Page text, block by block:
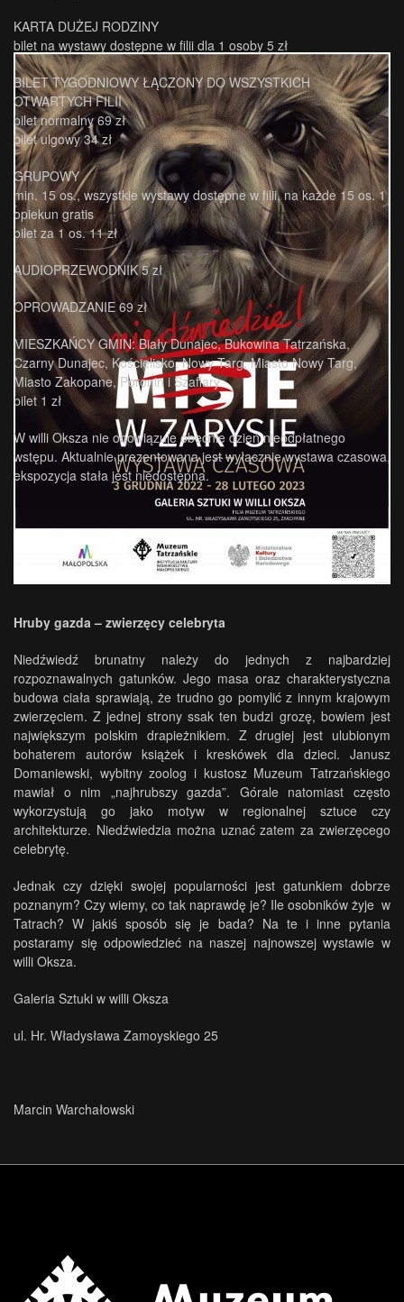
KARTA DUŻEJ RODZINY
bilet na wystawy dostępne w filii dla 1 osoby 5 zł
BILET TYGODNIOWY ŁĄCZONY DO WSZYSTKICH
OTWARTYCH FILII
bilet normalny 69 zł
bilet ulgowy 34 zł
GRUPOWY
min. 15 os., wszystkie wystawy dostępne w filii, na każde 15 os. 1
opiekun gratis
bilet za 1 os. 11 zł
AUDIOPRZEWODNIK 5 zł
OPROWADZANIE 69 zł
MIESZKAŃCY GMIN: Biały Dunajec, Bukowina Tatrzańska,
Czarny Dunajec, Kościelisko, Nowy Targ, Miasto Nowy Targ,
Miasto Zakopane, Poronin i Szaflary
bilet 1 zł
W willi Oksza nie obowiązuje obecnie dzień nieodpłatnego
wstępu. Aktualnie prezentowana jest wyłącznie wystawa czasowa,
ekspozycja stała jest niedostępna.
Hruby gazda – zwierzęcy celebryta
Niedźwiedź brunatny należy do jednych z najbardziej
rozpoznawalnych gatunków. Jego masa oraz charakterystyczna
budowa ciała sprawiają, że trudno go pomylić z innym krajowym
zwierzęciem. Z jednej strony ssak ten budzi grozę, bowiem jest
największym polskim drapieżnikiem. Z drugiej jest ulubionym
bohaterem autorów książek i kreskówek dla dzieci. Janusz
Domaniewski, wybitny zoolog i kustosz Muzeum Tatrzańskiego
mawiał o nim „najhrubszy gazda”. Górale natomiast często
wykorzystują go jako motyw w regionalnej sztuce czy
architekturze. Niedźwiedzia można uznać zatem za zwierzęcego
celebrytę.
Jednak czy dzięki swojej popularności jest gatunkiem dobrze
poznanym? Czy wiemy, co tak naprawdę je? Ile osobników żyje w
Tatrach? W jakiś sposób się je bada? Na te i inne pytania
postaramy się odpowiedzieć na naszej najnowszej wystawie w
willi Oksza.
Galeria Sztuki w willi Oksza
ul. Hr. Władysława Zamoyskiego 25
Marcin Warchałowski